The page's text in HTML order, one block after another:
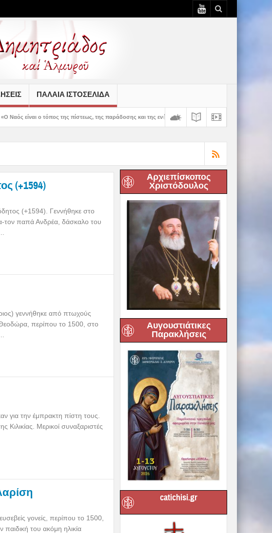
ΠΑΛΑΙΆ ΙΣΤΟΣΕΛΊΔΑ
της πίστεως, της παράδοσης και της ενότητας» – 100 χρόνια ζωής και προσφοράς του Ιερού Ναού
(+1594)
(+1594). Γεννήθηκε στο
τον παπά Ανδρέα, δάσκαλο του
γεννήθηκε από πτωχούς
Θεοδώρα, περίπου το 1500, στο
για την έμπρακτη πίστη τους.
Μερικοί συναξαριστές
γονείς, περίπου το 1500,
του ακόμη ηλικία
Αρχιεπίσκοπος
Χριστόδουλος
Αυγουστιάτικες
Παρακλήσεις
catichisi.gr